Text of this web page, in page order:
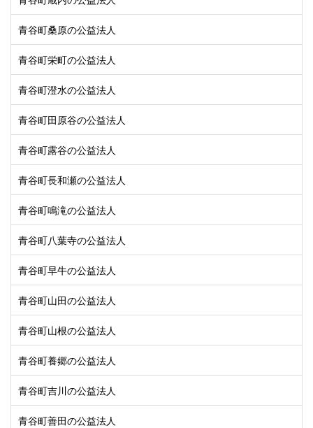
青谷町桑原の公益法人
青谷町栄町の公益法人
青谷町澄水の公益法人
青谷町田原谷の公益法人
青谷町露谷の公益法人
青谷町長和瀬の公益法人
青谷町鳴滝の公益法人
青谷町八葉寺の公益法人
青谷町早牛の公益法人
青谷町山田の公益法人
青谷町山根の公益法人
青谷町養郷の公益法人
青谷町吉川の公益法人
青谷町善田の公益法人